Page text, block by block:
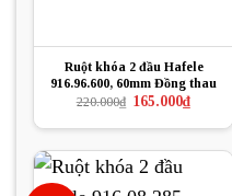
Ruột khóa 2 đầu Hafele
916.96.600, 60mm Đồng thau
220.000₫ Giá
là:
165.000₫Giá
hiện
tại